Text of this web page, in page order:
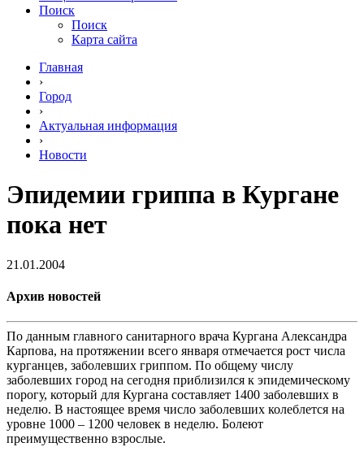
Поиск
Поиск
Карта сайта
Главная
›
Город
›
Актуальная информация
›
Новости
Эпидемии гриппа в Кургане
пока нет
21.01.2004
Архив новостей
По данным главного санитарного врача Кургана Александра
Карпова, на протяжении всего января отмечается рост числа
курганцев, заболевших гриппом. По общему числу
заболевших город на сегодня приблизился к эпидемическому
порогу, который для Кургана составляет 1400 заболевших в
неделю. В настоящее время число заболевших колеблется на
уровне 1000 – 1200 человек в неделю. Болеют
преимущественно взрослые.